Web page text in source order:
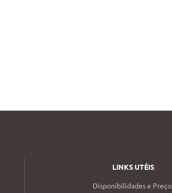
LINKS UTÉIS
Disponibilidades e